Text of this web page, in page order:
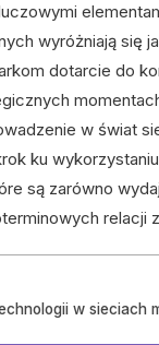
wyróżniają się
dotarcie do
w świat
ku
są zarówno
relacji
w sieciach